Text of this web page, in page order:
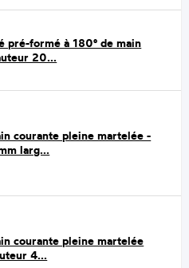
pré-formé à 180° de main
20...
courante pleine martelée -
larg...
courante pleine martelée
4...